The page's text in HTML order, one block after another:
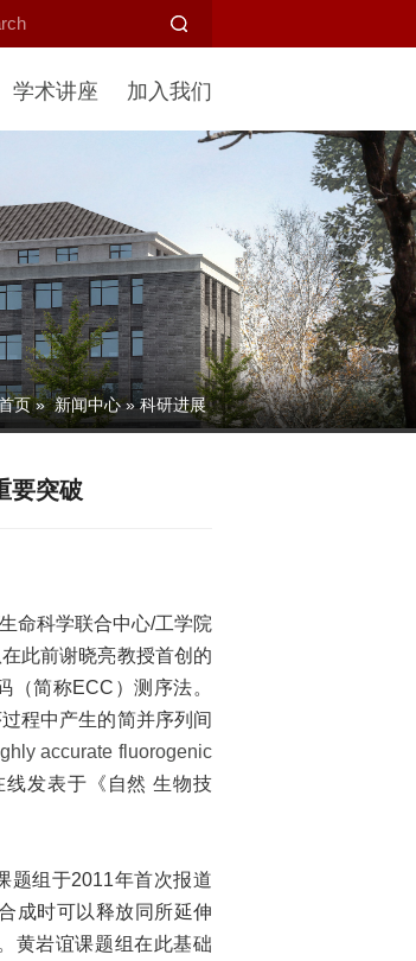
学术讲座 加入我们
页 » 新闻中心 » 科研进展
要突破
命科学联合中心/工学院
此前谢晓亮教授首创的
简称ECC）测序法。
程中产生的简并序列间
accurate fluorogenic
线发表于《自然 生物技
题组于2011年首次报道
成时可以释放同所延伸
黄岩谊课题组在此基础